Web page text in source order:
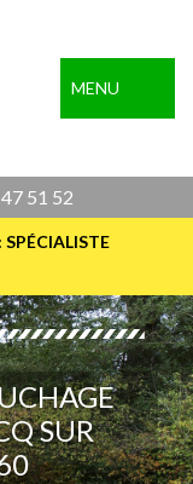
MENU
51 52
SPÉCIALISTE
SUR